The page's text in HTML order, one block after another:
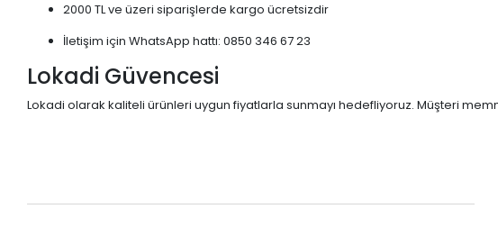
2000 TL ve üzeri siparişlerde kargo ücretsizdir
İletişim için WhatsApp hattı: 0850 346 67 23
Lokadi Güvencesi
Lokadi olarak kaliteli ürünleri uygun fiyatlarla sunmayı hedefliyoruz. Müşteri